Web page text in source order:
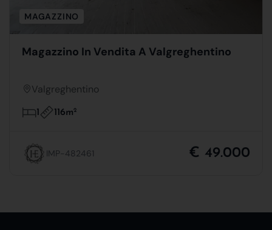
MAGAZZINO
Magazzino In Vendita A Valgreghentino
Valgreghentino
1 116m2
IMP-482461 € 49.000